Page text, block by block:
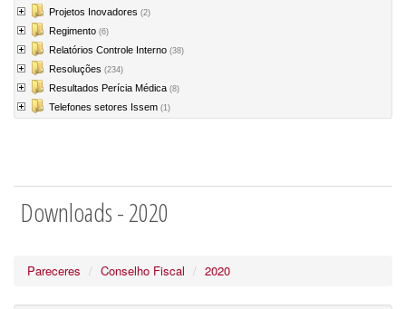
Projetos Inovadores (2)
Regimento (6)
Relatórios Controle Interno (38)
Resoluções (234)
Resultados Perícia Médica (8)
Telefones setores Issem (1)
Downloads - 2020
Pareceres Conselho Fiscal 2020